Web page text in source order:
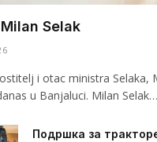
Selak
i otac ministra Selaka,
u Banjaluci. Milan Selak…
Подршка за